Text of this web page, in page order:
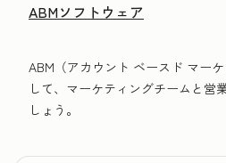
ABMソフトウェア
ABM（アカウント ベースド マー
して、マーケティングチームと営
しょう。